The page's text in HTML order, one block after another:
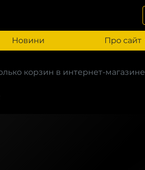
Новини Про сайт
корзин в интернет-магазине